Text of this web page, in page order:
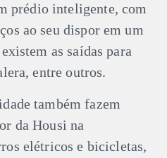
prédio inteligente, com
ao seu dispor em um
as saídas para
entre outros.
também fazem
da Housi na
elétricos e bicicletas,